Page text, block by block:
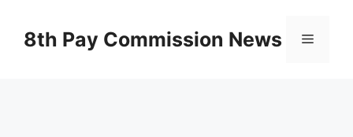
content8th Pay Commission News Menu